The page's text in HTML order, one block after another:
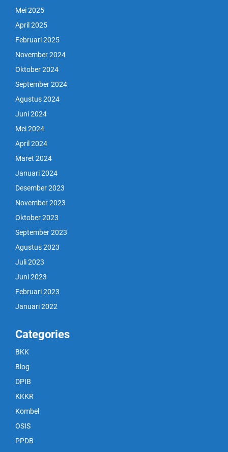
Mei 2025
April 2025
Februari 2025
November 2024
Oktober 2024
September 2024
Agustus 2024
Juni 2024
Mei 2024
April 2024
Maret 2024
Januari 2024
Desember 2023
November 2023
Oktober 2023
September 2023
Agustus 2023
Juli 2023
Juni 2023
Februari 2023
Januari 2022
Categories
BKK
Blog
DPIB
KKKR
Kombel
OSIS
PPDB